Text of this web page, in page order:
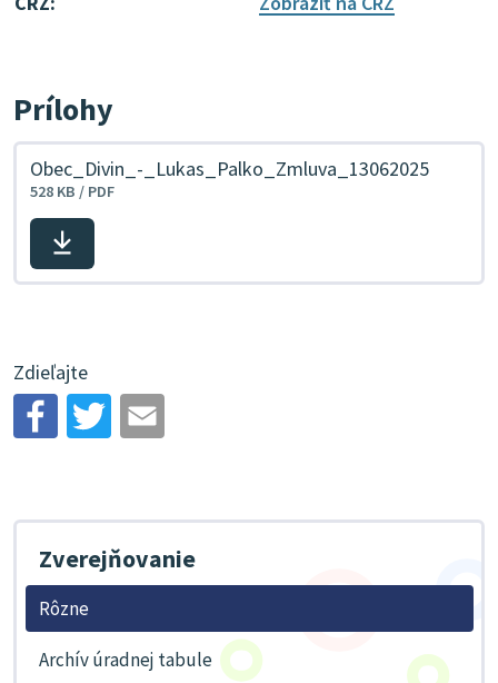
Prílohy
Stiahnuť
súbor
Obec_Divin_-_Lukas_Palko_Zmluva_13062025
528 KB / PDF
Zdieľajte
Zverejňovanie
Rôzne
Archív úradnej tabule